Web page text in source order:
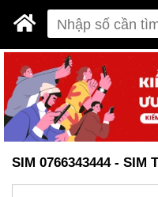
SIM 0766343444 - SIM